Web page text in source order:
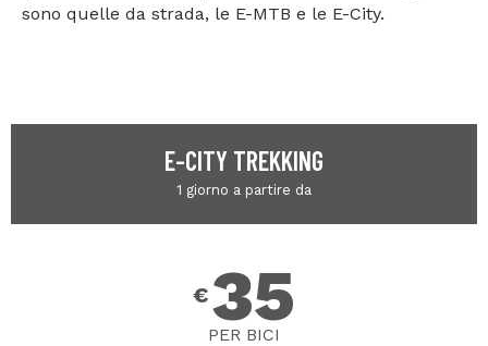
sono quelle da strada, le E-MTB e le E-City.
E-CITY TREKKING
1 giorno a partire da
€35
PER BICI